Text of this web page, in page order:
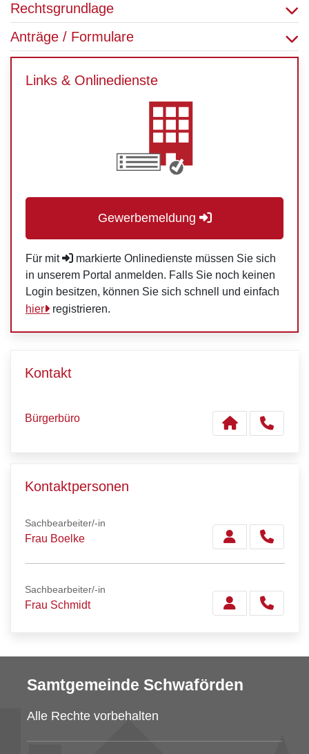
Rechtsgrundlage
Anträge / Formulare
Links & Onlinedienste
Gewerbemeldung
Für mit
markierte Onlinedienste müssen Sie sich
in unserem Portal anmelden. Falls Sie noch keinen
Login besitzen, können Sie sich schnell und einfach
hier
registrieren.
Kontakt
Bürgerbüro
Kontaktpersonen
Sachbearbeiter/-in
Frau Boelke
Sachbearbeiter/-in
Frau Schmidt
Samtgemeinde Schwaförden
Alle Rechte vorbehalten